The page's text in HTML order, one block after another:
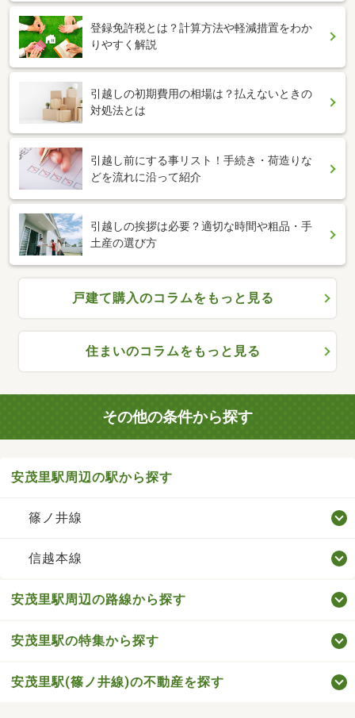
登録免許税とは？計算方法や軽減措置をわか
りやすく解説
引越しの初期費用の相場は？払えないときの
対処法とは
引越し前にする事リスト！手続き・荷造りな
どを流れに沿って紹介
引越しの挨拶は必要？適切な時間や粗品・手
土産の選び方
戸建て購入のコラムをもっと見る
住まいのコラムをもっと見る
その他の条件から探す
安茂里駅周辺の駅から探す
篠ノ井線
信越本線
安茂里駅周辺の路線から探す
安茂里駅の特集から探す
安茂里駅(篠ノ井線)の不動産を探す